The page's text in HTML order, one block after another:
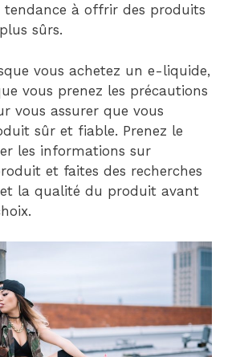
tendance à offrir des produits
sûrs.
vous achetez un e-liquide,
vous prenez les précautions
vous assurer que vous
sûr et fiable. Prenez le
les informations sur
et faites des recherches
la qualité du produit avant